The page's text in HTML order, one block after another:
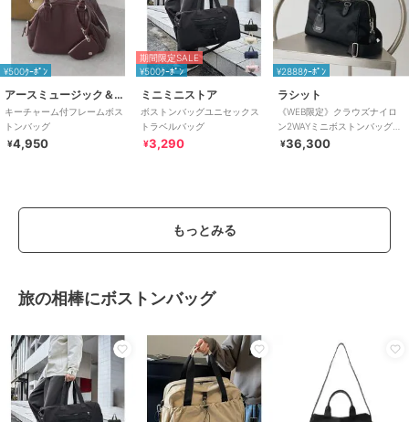
¥500ｸｰﾎﾟﾝ
アースミュージック＆エコロジー
キーチャーム付フレームボス
トンバッグ
¥4,950
期間限定SALE
¥500ｸｰﾎﾟﾝ
ミニミニストア
ボストンバッグユニセックス
トラベルバッグ
¥3,290
¥2888ｸｰﾎﾟﾝ
ラシット
《WEB限定》クラウズナイロ
ン2WAYミニボストンバッグ
(CE-1720-WEB)
¥36,300
もっとみる
旅の相棒にボストンバッグ